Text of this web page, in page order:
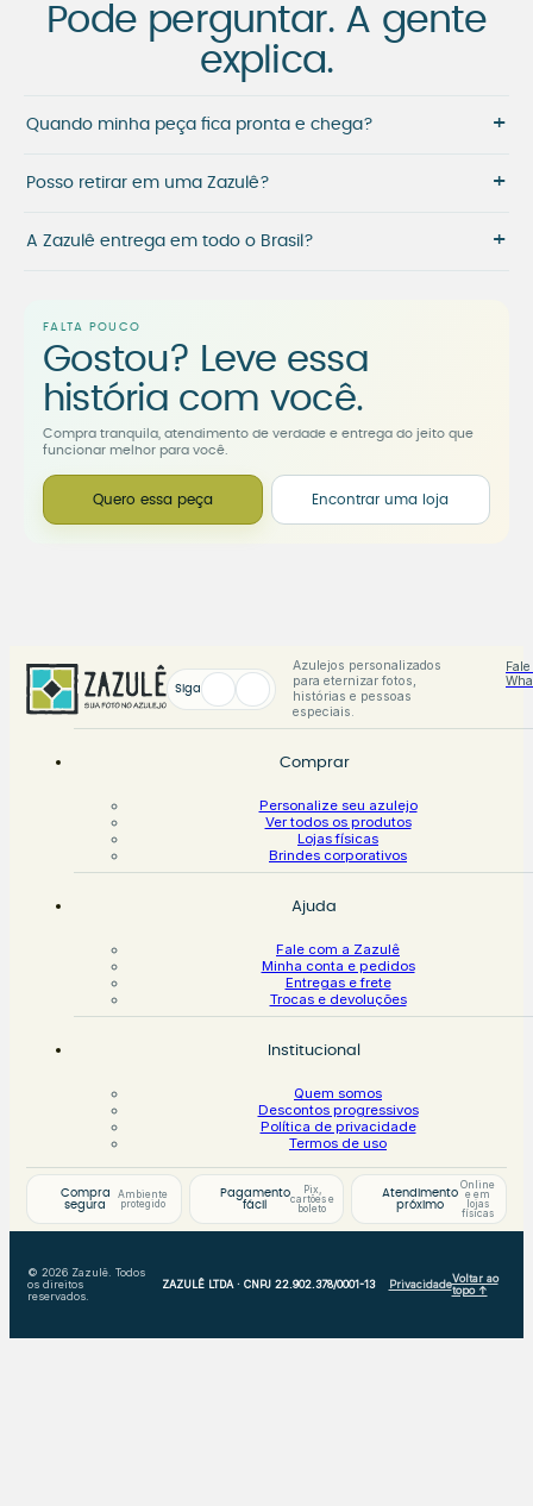
Pode perguntar. A gente
explica.
Quando minha peça fica pronta e chega? +
Posso retirar em uma Zazulê? +
A Zazulê entrega em todo o Brasil? +
FALTA POUCO
Gostou? Leve essa
história com você.
Compra tranquila, atendimento de verdade e entrega do jeito que
funcionar melhor para você.
Quero essa peça Encontrar uma loja
Siga
Azulejos personalizados
para eternizar fotos,
histórias e pessoas
especiais.
Comprar
Personalize seu azulejo
Ver todos os produtos
Lojas físicas
Brindes corporativos
Ajuda
Fale com a Zazulê
Minha conta e pedidos
Entregas e frete
Trocas e devoluções
Institucional
Quem somos
Descontos progressivos
Política de privacidade
Termos de uso
Compra
segura
Ambiente
protegido
Pagamento
fácil
Pix,
cartões e
boleto
Atendimento
próximo
Online
e em
lojas
físicas
© 2026 Zazulê. Todos
os direitos
reservados.
ZAZULÊ LTDA · CNPJ 22.902.378/0001-13 PrivacidadeVoltar ao
topo ↑